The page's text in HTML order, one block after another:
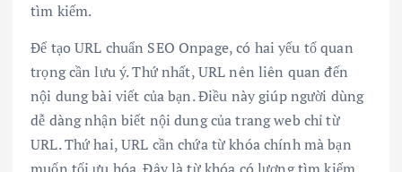
tìm kiếm.
Để tạo URL chuẩn SEO Onpage, có hai yếu tố quan
trọng cần lưu ý. Thứ nhất, URL nên liên quan đến
nội dung bài viết của bạn. Điều này giúp người dùng
dễ dàng nhận biết nội dung của trang web chỉ từ
URL. Thứ hai, URL cần chứa từ khóa chính mà bạn